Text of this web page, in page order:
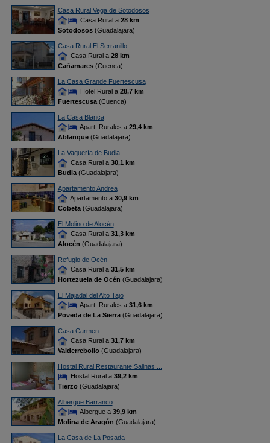
Casa Rural Vega de Sotodosos
Casa Rural a 28 km
Sotodosos(Guadalajara)
Casa Rural El Serranillo
Casa Rural a 28 km
Cañamares(Cuenca)
La Casa Grande Fuertescusa
Hotel Rural a 28,7 km
Fuertescusa(Cuenca)
La Casa Blanca
Apart. Rurales a 29,4 km
Ablanque(Guadalajara)
La Vaquería de Budia
Casa Rural a 30,1 km
Budia(Guadalajara)
Apartamento Andrea
Apartamento a 30,9 km
Cobeta(Guadalajara)
El Molino de Alocén
Casa Rural a 31,3 km
Alocén (Guadalajara)
Refugio de Océn
Casa Rural a 31,5 km
Hortezuela de Océn (Guadalajara)
El Majadal del Alto Tajo
Apart. Rurales a 31,6 km
Poveda de La Sierra(Guadalajara)
Casa Carmen
Casa Rural a 31,7 km
Valderrebollo(Guadalajara)
Hostal Rural Restaurante Salinas ...
Hostal Rural a 39,2 km
Tierzo(Guadalajara)
Albergue Barranco
Albergue a 39,9 km
Molina de Aragón (Guadalajara)
La Casa de La Posada